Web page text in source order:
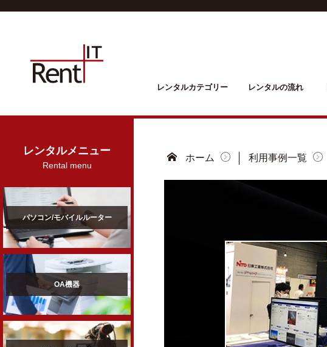
レンタルカテゴリー レンタルの流れ
レンタルメニュー
Rental menu
パソコン/モバイルルーター
OA機器
ホーム 利用事例一覧